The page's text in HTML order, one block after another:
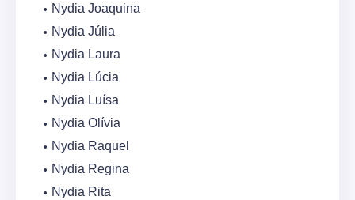
Nydia Joaquina
Nydia Júlia
Nydia Laura
Nydia Lúcia
Nydia Luísa
Nydia Olívia
Nydia Raquel
Nydia Regina
Nydia Rita